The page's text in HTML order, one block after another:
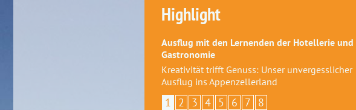
Highlight
Ausflug mit den Lernenden der Hotellerie und
Gastronomie
Kreativität trifft Genuss: Unser unvergesslicher
Ausflug ins Appenzellerland
1 2 3 4 5 6 7 8